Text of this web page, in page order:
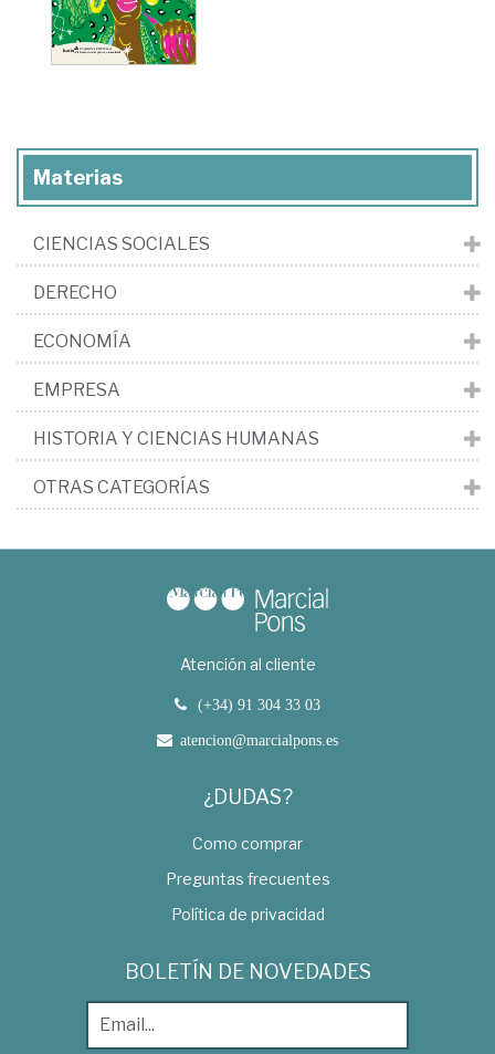
Materias
CIENCIAS SOCIALES
DERECHO
ECONOMÍA
EMPRESA
HISTORIA Y CIENCIAS HUMANAS
OTRAS CATEGORÍAS
Atención al cliente
(+34) 91 304 33 03
atencion@marcialpons.es
¿DUDAS?
Como comprar
Preguntas frecuentes
Política de privacidad
BOLETÍN DE NOVEDADES